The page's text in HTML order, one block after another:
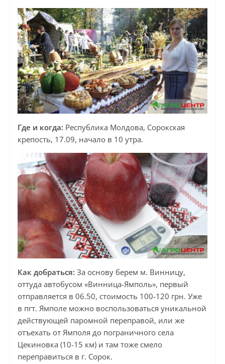
Где и когда: Республика Молдова, Сорокская
крепость, 17.09, начало в 10 утра.
Как добраться: За основу берем м. Винницу,
оттуда автобусом «Винница-Ямполь», первый
отправляется в 06.50, стоимость 100-120 грн. Уже
в пгт. Ямполе можно воспользоваться уникальной
действующей паромной переправой, или же
отъехать от Ямполя до пограничного села
Цекиновка (10-15 км) и там тоже смело
переправиться в г. Сорок.